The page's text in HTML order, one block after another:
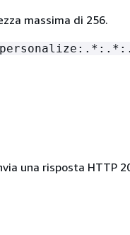
massima di 256.
una risposta HTTP